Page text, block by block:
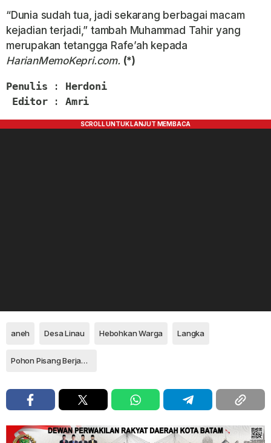
“Dunia sudah tua, jadi sekarang berbagai macam
kejadian terjadi,” tambah Muhammad Tahir yang
merupakan tetangga Rafe’ah kepada
HarianMemoKepri.com. (*)
Penulis : Herdoni
Editor : Amri
aneh Desa Linau Hebohkan Warga Langka
Pohon Pisang Berjantung Dua